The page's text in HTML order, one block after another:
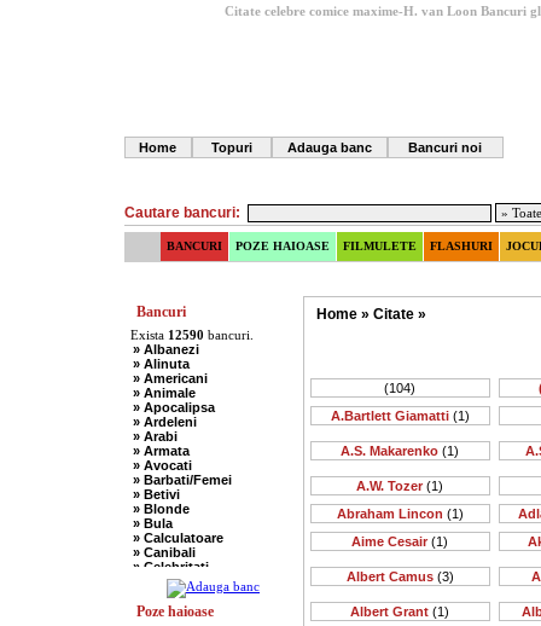
Citate celebre comice maxime-H. van Loon Bancuri
Home Topuri Adauga banc Bancuri noi
Cautare bancuri:
BANCURI POZE HAIOASE FILMULETE FLASHURI
Bancuri
Exista 12590 bancuri.
» Albanezi
» Alinuta
» Americani
» Animale
» Apocalipsa
» Ardeleni
» Arabi
» Armata
» Avocati
» Barbati/Femei
» Betivi
» Blonde
» Bula
» Calculatoare
» Canibali
» Celebritati
» Chelneri
» Chuck Norris
» Ciobani
Poze haioase
Home» Citate»
(104)
A.Bartlett Giamatti(1)
A.S. Makarenko (1)
A.W. Tozer (1)
Abraham Lincon (1)
Aime Cesair (1)
Albert Camus(3)
Albert Grant (1)